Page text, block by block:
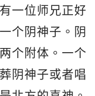
一位师兄正好
个阴神子。阴
个附体。一个
阴神子或者唱